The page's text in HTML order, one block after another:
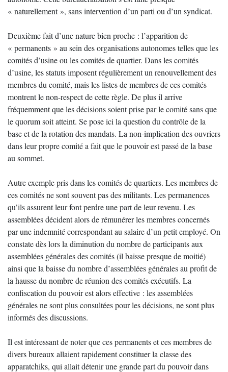
« naturellement », sans intervention d’un parti ou d’un syndicat.
Deuxième fait d’une nature bien proche : l’apparition de
« permanents » au sein des organisations autonomes telles que les
comités d’usine ou les comités de quartier. Dans les comités
d’usine, les statuts imposent régulièrement un renouvellement des
membres du comité, mais les listes de membres de ces comités
montrent le non-respect de cette règle. De plus il arrive
fréquemment que les décisions soient prise par le comité sans que
le quorum soit atteint. Se pose ici la question du contrôle de la
base et de la rotation des mandats. La non-implication des ouvriers
dans leur propre comité a fait que le pouvoir est passé de la base
au sommet.
Autre exemple pris dans les comités de quartiers. Les membres de
ces comités ne sont souvent pas des militants. Les permanences
qu’ils assurent leur font perdre une part de leur revenu. Les
assemblées décident alors de rémunérer les membres concernés
par une indemnité correspondant au salaire d’un petit employé. On
constate dès lors la diminution du nombre de participants aux
assemblées générales des comités (il baisse presque de moitié)
ainsi que la baisse du nombre d’assemblées générales au profit de
la hausse du nombre de réunion des comités exécutifs. La
confiscation du pouvoir est alors effective : les assemblées
générales ne sont plus consultées pour les décisions, ne sont plus
informés des discussions.
Il est intéressant de noter que ces permanents et ces membres de
divers bureaux allaient rapidement constituer la classe des
apparatchiks, qui allait détenir une grande part du pouvoir dans